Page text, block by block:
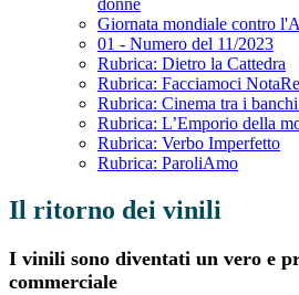
donne
Giornata mondiale contro
01 - Numero del 11/2023
Rubrica: Dietro la Cattedra
Rubrica: Facciamoci NotaRe
Rubrica: Cinema tra i
Rubrica: L’Emporio della
Rubrica: Verbo Imperfetto
Rubrica: ParoliAmo
Il ritorno dei vinili
I vinili sono diventati un vero e
commerciale